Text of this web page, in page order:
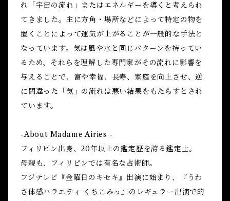
れ「宇宙の流れ」またはエネルギーを導くと考えられ
てきました。主に方角・場所などによって特定の物を
置くことによって運気が上がることが一般的な手法と
なっています。気は風や水と同じパターンを持ってい
るため、それらを理解した専門家がその流れに影響を
与えることで、富や幸福、長寿、家庭を向上させ、逆
に間違った「気」の流れは悪い結果をもたらすとされ
ています。
-About Madame Airies -
フィリピン出身、20年以上の鑑定歴を誇る鑑定士。
母親も、フィリピンでは有名な占術師。
フジテレビ『金曜日のキセキ』出演に始まり、『うわ
さ体感バラエティ くちこみっ』のレギュラー出演で的